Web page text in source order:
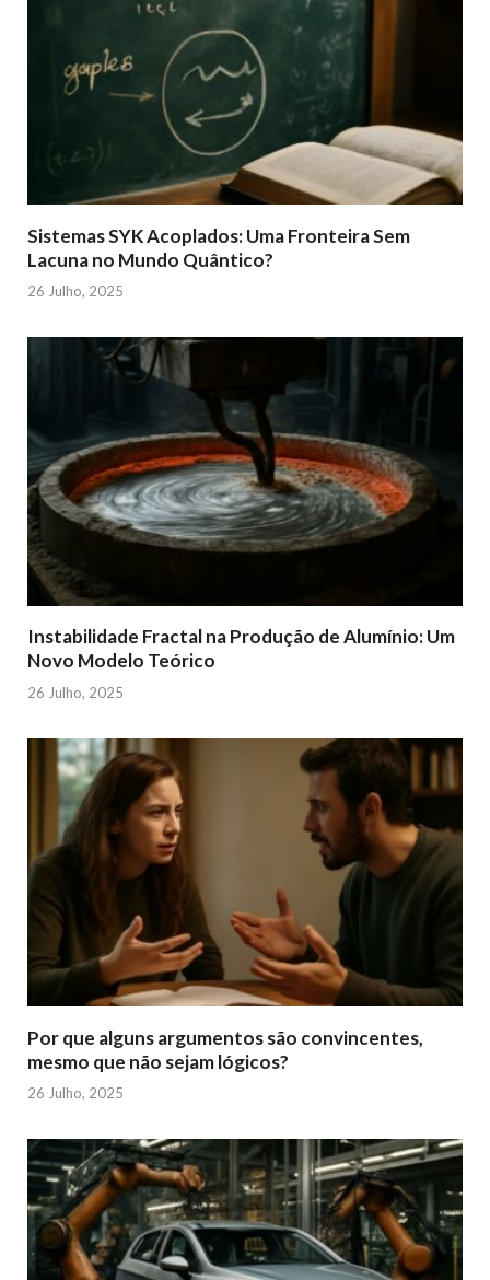
Sistemas SYK Acoplados: Uma Fronteira Sem
Lacuna no Mundo Quântico?
26 Julho, 2025
Instabilidade Fractal na Produção de Alumínio: Um
Novo Modelo Teórico
26 Julho, 2025
Por que alguns argumentos são convincentes,
mesmo que não sejam lógicos?
26 Julho, 2025